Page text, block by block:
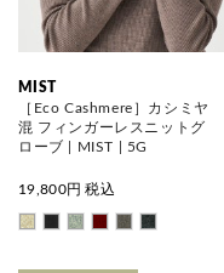
MIST
［Eco Cashmere］カシミヤ
混 フィンガーレスニットグ
ローブ | MIST | 5G
19,800円 税込